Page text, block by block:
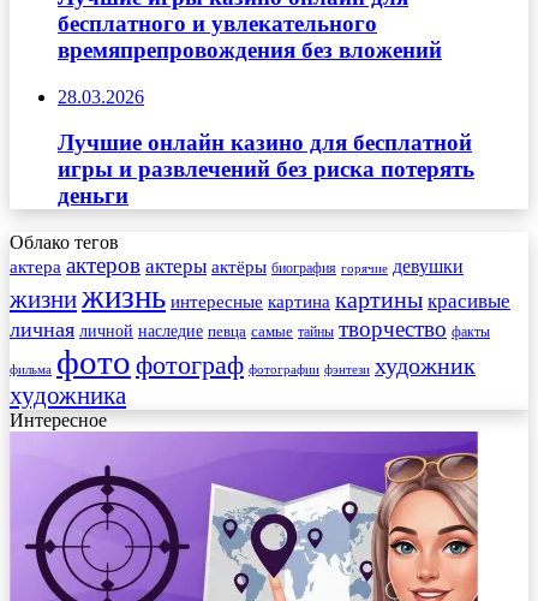
бесплатного и увлекательного
времяпрепровождения без вложений
28.03.2026
Лучшие онлайн казино для бесплатной
игры и развлечений без риска потерять
деньги
Облако тегов
актера актеров актеры актёры биография горячие девушки
жизнижизнь интересные картина картины красивые
личная личной наследие певца самые тайны творчество факты
фильма фото фотограф фотографии фэнтези художник
художника
Интересное